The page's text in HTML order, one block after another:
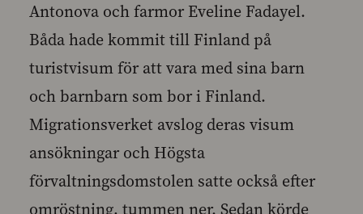
Antonova och farmor Eveline Fadayel.
Båda hade kommit till Finland på
turistvisum för att vara med sina barn
och barnbarn som bor i Finland.
Migrationsverket avslog deras visum
ansökningar och Högsta
förvaltningsdomstolen satte också efter
omröstning, tummen ner. Sedan körde